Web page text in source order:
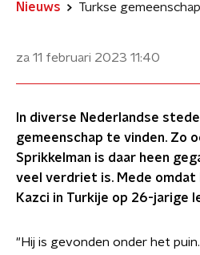
Nieuws
za 11 februari 2023 11:40
In diverse Nederlandse
gemeenschap te vinden. Zo
Sprikkelman is daar heen
veel verdriet is. Mede omdat
Kazci in Turkije op 26-jarige
"Hij is gevonden onder het